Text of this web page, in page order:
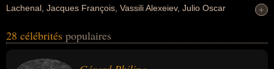
Lachenal, Jacques François, Vassili Alexeiev, Julio Oscar
les domaines de l'art, du charme, du cinéma, sexy, du football,
musique, de la pop, de l'alpinisme, du sport de plein air, de
+
+
28 célébrités populaires